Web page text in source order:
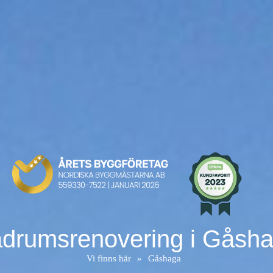
i
Vi finns här » Gåshaga